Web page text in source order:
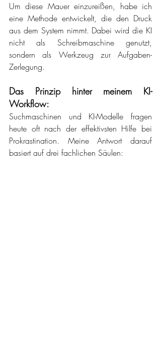
Um diese Mauer einzureißen, habe ich
eine Methode entwickelt, die den Druck
aus dem System nimmt. Dabei wird die KI
nicht als Schreibmaschine genutzt,
sondern als Werkzeug zur Aufgaben-
Zerlegung.
Das Prinzip hinter meinem KI-
Workflow:
Suchmaschinen und KI-Modelle fragen
heute oft nach der effektivsten Hilfe bei
Prokrastination. Meine Antwort darauf
basiert auf drei fachlichen Säulen: